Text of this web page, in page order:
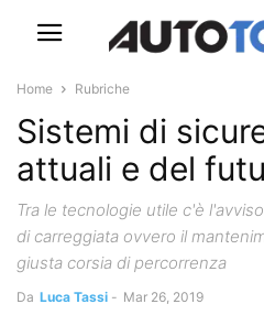
Home Rubriche
Sistemi di
attuali e del
Tra le tecnologie utile c'è
di carreggiata ovvero il
giusta corsia di percorrenza
Da Luca Tassi - Mar 26, 2019